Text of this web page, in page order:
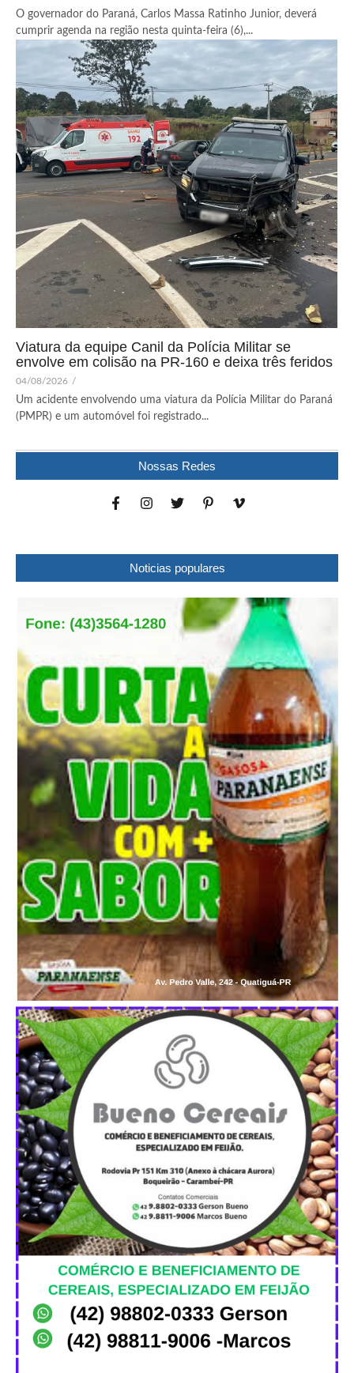
O governador do Paraná, Carlos Massa Ratinho Junior, deverá
cumprir agenda na região nesta quinta-feira (6),...
Viatura da equipe Canil da Polícia Militar se
envolve em colisão na PR-160 e deixa três feridos
04/08/2026 /
Um acidente envolvendo uma viatura da Polícia Militar do Paraná
(PMPR) e um automóvel foi registrado...
Nossas Redes
Noticias populares